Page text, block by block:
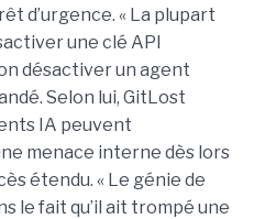
d’urgence. « La plupart
une clé API
désactiver un agent
Selon lui, GitLost
IA peuvent
menace interne dès lors
étendu. « Le génie de
le fait qu’il ait trompé une